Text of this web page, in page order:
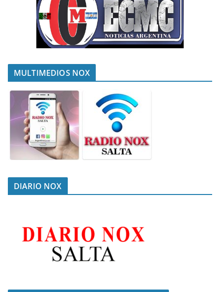
MULTIMEDIOS NOX
DIARIO NOX